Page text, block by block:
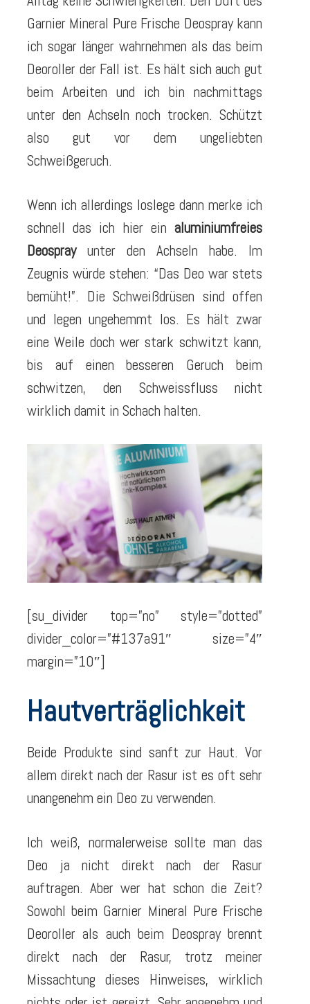
Garnier Mineral Pure Frische Deospray kann
ich sogar länger wahrnehmen als das beim
Deoroller der Fall ist. Es hält sich auch gut
beim Arbeiten und ich bin nachmittags
unter den Achseln noch trocken. Schützt
also gut vor dem ungeliebten
Schweißgeruch.
Wenn ich allerdings loslege dann merke ich
schnell das ich hier ein aluminiumfreies
Deosprayunter den Achseln habe. Im
Zeugnis würde stehen: “Das Deo war stets
bemüht!”. Die Schweißdrüsen sind offen
und legen ungehemmt los. Es hält zwar
eine Weile doch wer stark schwitzt kann,
bis auf einen besseren Geruch beim
schwitzen, den Schweissfluss nicht
wirklich damit in Schach halten.
[su_divider top=”no” style=”dotted”
divider_color=”#137a91″ size=”4″
margin=”10″]
Hautverträglichkeit
Beide Produkte sind sanft zur Haut. Vor
allem direkt nach der Rasur ist es oft sehr
unangenehm ein Deo zu verwenden.
Ich weiß, normalerweise sollte man das
Deo ja nicht direkt nach der Rasur
auftragen. Aber wer hat schon die Zeit?
Sowohl beim Garnier Mineral Pure Frische
Deoroller als auch beim Deospray brennt
direkt nach der Rasur, trotz meiner
Missachtung dieses Hinweises, wirklich